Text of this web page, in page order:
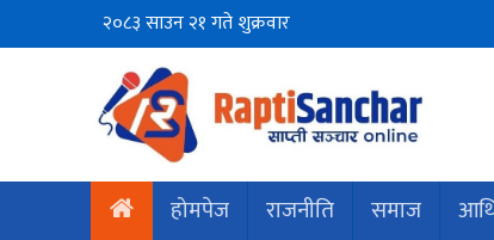
२०८३ साउन २१ गते शुक्रवार
होमपेज राजनीति समाज